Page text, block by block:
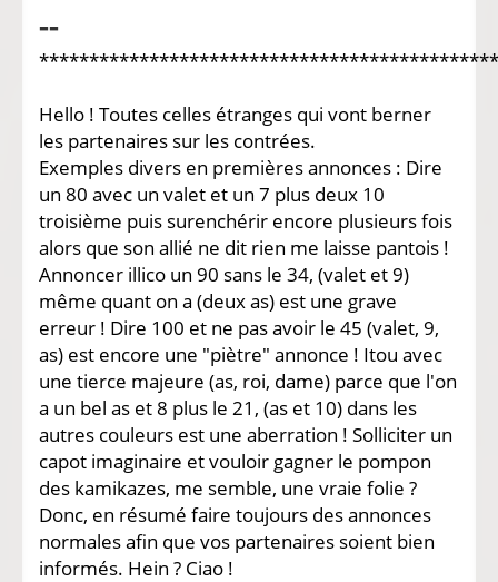
--
Hello ! Toutes celles étranges qui vont berner
les partenaires sur les contrées.
Exemples divers en premières annonces : Dire
un 80 avec un valet et un 7 plus deux 10
troisième puis surenchérir encore plusieurs fois
alors que son allié ne dit rien me laisse pantois !
Annoncer illico un 90 sans le 34, (valet et 9)
même quant on a (deux as) est une grave
erreur ! Dire 100 et ne pas avoir le 45 (valet, 9,
as) est encore une "piètre" annonce ! Itou avec
une tierce majeure (as, roi, dame) parce que l'on
a un bel as et 8 plus le 21, (as et 10) dans les
autres couleurs est une aberration ! Solliciter un
capot imaginaire et vouloir gagner le pompon
des kamikazes, me semble, une vraie folie ?
Donc, en résumé faire toujours des annonces
normales afin que vos partenaires soient bien
informés. Hein ? Ciao !